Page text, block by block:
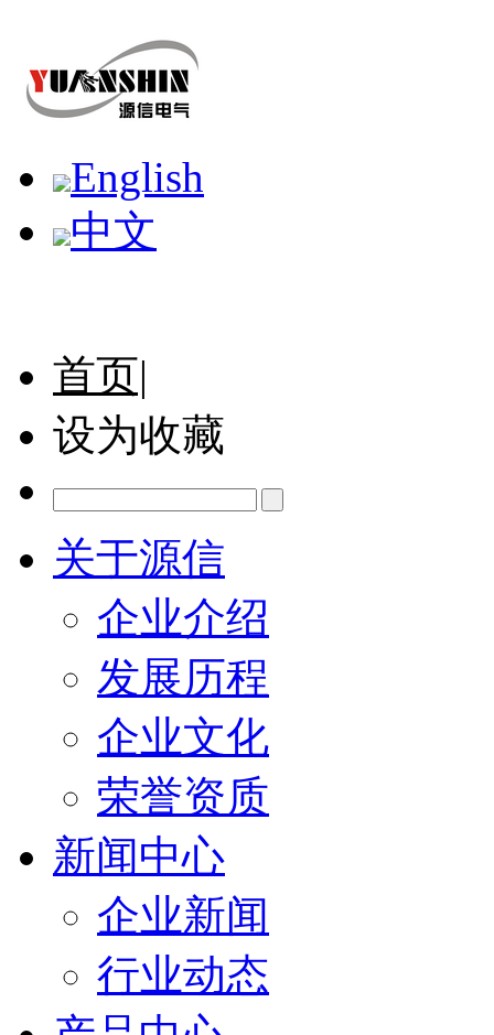
English
中文
首页|
设为收藏
关于源信
企业介绍
发展历程
企业文化
荣誉资质
新闻中心
企业新闻
行业动态